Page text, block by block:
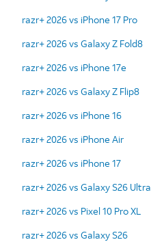
razr+ 2026 vs iPhone 17 Pro
razr+ 2026 vs Galaxy Z Fold8
razr+ 2026 vs iPhone 17e
razr+ 2026 vs Galaxy Z Flip8
razr+ 2026 vs iPhone 16
razr+ 2026 vs iPhone Air
razr+ 2026 vs iPhone 17
razr+ 2026 vs Galaxy S26 Ultra
razr+ 2026 vs Pixel 10 Pro XL
razr+ 2026 vs Galaxy S26